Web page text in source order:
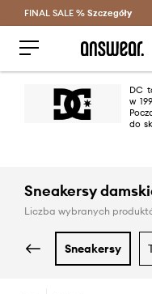
FINAL SALE % Szczegóły
DC
w
do
zarówno wśród sportowców
bliską współpracę z
sponsoruję liczne wydarzenia.
Sneakersy
Liczba wybranych
sneakersy